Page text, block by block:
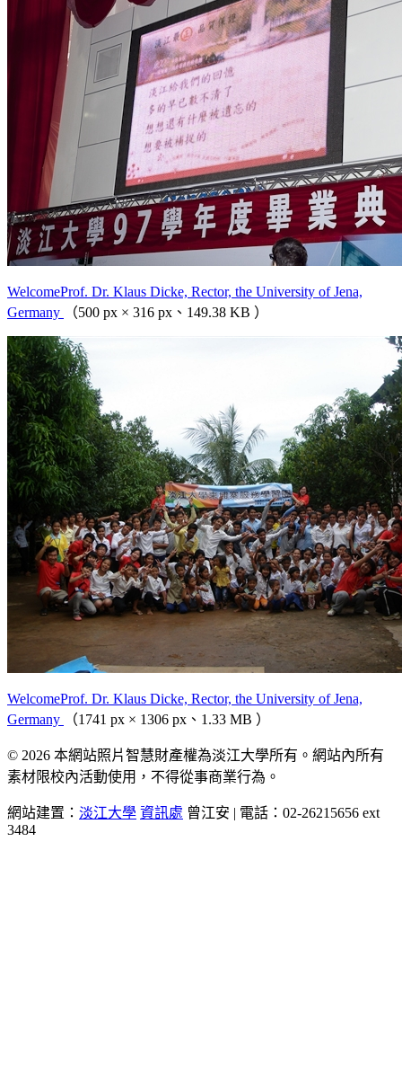
WelcomeProf. Dr. Klaus Dicke, Rector, the University of Jena,
Germany
（500 px × 316 px、149.38 KB ）
WelcomeProf. Dr. Klaus Dicke, Rector, the University of Jena,
Germany
（1741 px × 1306 px、1.33 MB ）
© 2026 本網站照片智慧財產權為淡江大學所有。網站內所有
素材限校內活動使用，不得從事商業行為。
網站建置： 淡江大學 資訊處 曾江安 | 電話：02-26215656 ext
3484